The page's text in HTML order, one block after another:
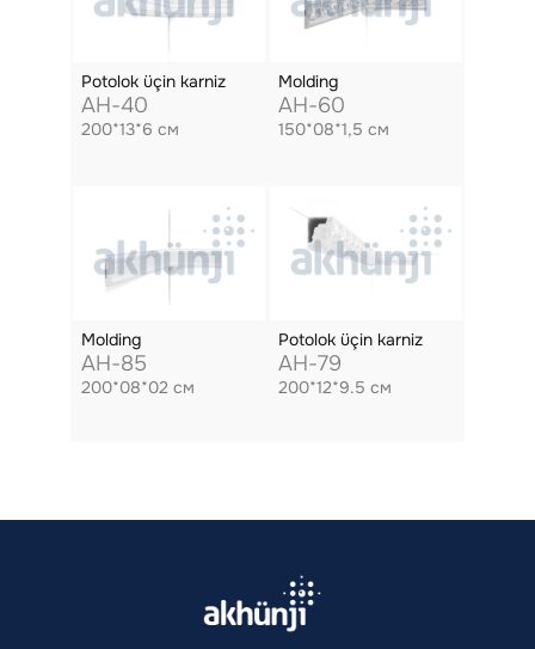
Potolok üçin karniz
AH-40
200*13*6 см
Molding
AH-60
150*08*1,5 см
Molding
AH-85
200*08*02 см
Potolok üçin karniz
AH-79
200*12*9.5 см